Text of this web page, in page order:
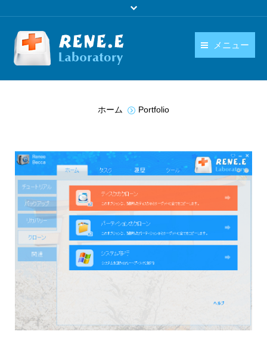
メニュー
ダウンロード
操作ガイド
お問い合わせ
日本語
ホーム Portfolio